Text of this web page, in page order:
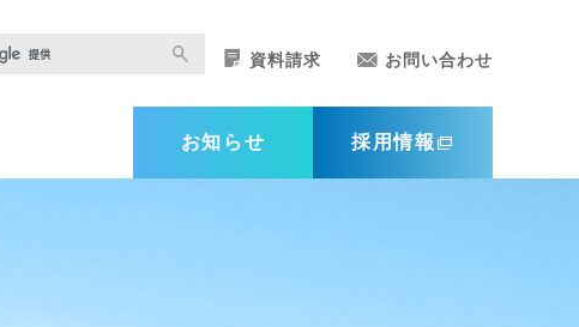
お知らせ 採用情報
資料請求 お問い合わせ